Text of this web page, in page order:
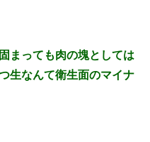
まっても肉の塊としては
生なんて衛生面のマイナ